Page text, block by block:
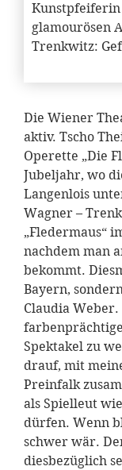
Kunstpfeiferin
glamourösen
Trenkwitz:
Die Wiener
aktiv. Tscho
Operette „Die
Jubeljahr, wo
Langenlois
Wagner –
„Fledermaus“
nachdem man
bekommt.
Bayern,
Claudia
Spektakel zu
drauf, mit
Preinfalk
als Spielleut
dürfen. Wenn
schwer wär.
diesbezüglich